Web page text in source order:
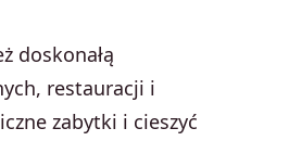
doskonałą
restauracji i
zabytki i cieszyć